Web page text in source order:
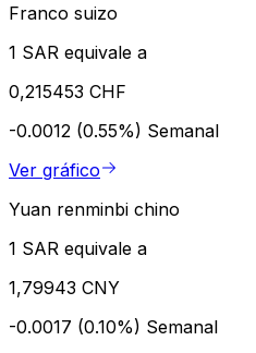
Franco suizo
1 SAR equivale a
0,215453 CHF
-0.0012 (0.55%) Semanal
Ver gráfico
Yuan renminbi chino
1 SAR equivale a
1,79943 CNY
-0.0017 (0.10%) Semanal